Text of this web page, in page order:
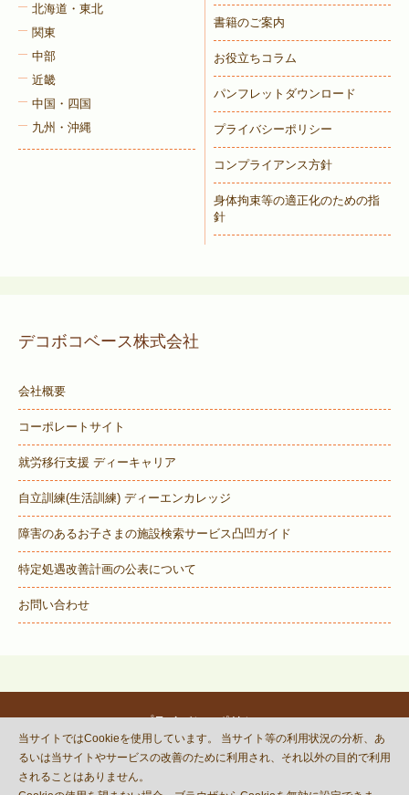
北海道・東北
関東
中部
近畿
中国・四国
九州・沖縄
書籍のご案内
お役立ちコラム
パンフレットダウンロード
プライバシーポリシー
コンプライアンス方針
身体拘束等の適正化のための指
針
デコボコベース株式会社
会社概要
コーポレートサイト
就労移行支援 ディーキャリア
自立訓練(生活訓練) ディーエンカレッジ
障害のあるお子さまの施設検索サービス凸凹ガイド
特定処遇改善計画の公表について
お問い合わせ
プライバシーポリシー
© DECOBOCO BASE Co.,Ltd.
当サイトではCookieを使用しています。 当サイト等の利用状況の分析、あ
るいは当サイトやサービスの改善のために利用され、それ以外の目的で利用
されることはありません。